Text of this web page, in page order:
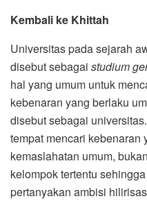
Kembali ke Khittah
Universitas pada sejarah
disebut sebagai studium
hal yang umum untuk
kebenaran yang berlaku
disebut sebagai
tempat mencari kebenaran
kemaslahatan umum,
kelompok tertentu
pertanyakan ambisi